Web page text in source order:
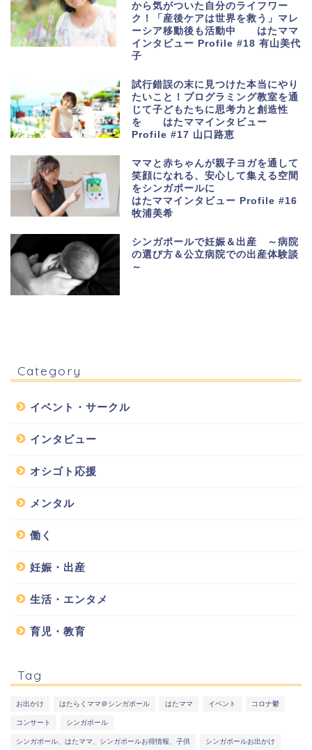
イベント・サークル
イベントレポート『中野円佳氏 『なぜ専業も共働
きもしんどいのか』出版記念トークイベント』
（6/23）
パートタイムで働く in Singapore ～情報シェア
お茶会～
2019年1月14日
Bank Singaporeのに行ってきました！with
Spoonful×TSUBAKI（国際結婚の日本人ワイフ
のコミュニティ）
next
から気がついた自分のライフワー
ク！「産後ケアは世界を救う」マレ
ーシア移動後も活動中 はたママ
インタビュー Profile #18 有山美代
子
試行錯誤の末に見つけた本当にやり
たいこと！プログラミング教室を通
じて子どもたちに思考力と創造性
を はたママインタビュー
Profile #17 山口路恵
ママと赤ちゃんが親子ヨガを通して
笑顔になれる、安心して集える空間
をシンガポールに
はたママインタビュー Profile #16
牧浦美希
シンガポールで妊娠＆出産 ～病院
の選び方＆公立病院での出産体験談
～
Category
イベント・サークル
インタビュー
オシゴト応援
メンタル
働く
妊娠・出産
生活・エンタメ
育児・教育
Tag
お出かけ はたらくママ＠シンガポール はたママ イベント コロナ鬱
コンサート シンガポール
シンガポール、はたママ、シンガポールお得情報、子供 シンガポールお出かけ